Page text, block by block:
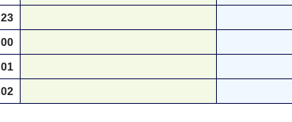
23
00
01
02